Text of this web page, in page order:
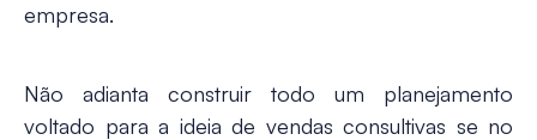
empresa.
Não adianta construir todo um planejamento
voltado para a ideia de vendas consultivas se no